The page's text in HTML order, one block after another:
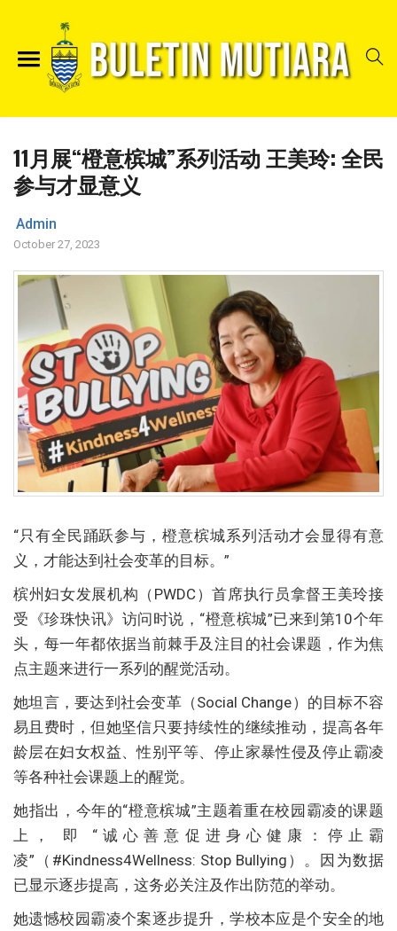
11月展“橙意槟城”系列活动 王美玲: 全民
参与才显意义
Admin
October 27, 2023
“只有全民踊跃参与，橙意槟城系列活动才会显得有意
义，才能达到社会变革的目标。”
槟州妇女发展机构（PWDC）首席执行员拿督王美玲接
受《珍珠快讯》访问时说，“橙意槟城”已来到第10个年
头，每一年都依据当前棘手及注目的社会课题，作为焦
点主题来进行一系列的醒觉活动。
她坦言，要达到社会变革（Social Change）的目标不容
易且费时，但她坚信只要持续性的继续推动，提高各年
龄层在妇女权益、性别平等、停止家暴性侵及停止霸凌
等各种社会课题上的醒觉。
她指出，今年的“橙意槟城”主题着重在校园霸凌的课题
上， 即 “诚心善意促进身心健康：停止霸
凌”（#Kindness4Wellness: Stop Bullying）。因为数据
已显示逐步提高，这务必关注及作出防范的举动。
她遗憾校园霸凌个案逐步提升，学校本应是个安全的地